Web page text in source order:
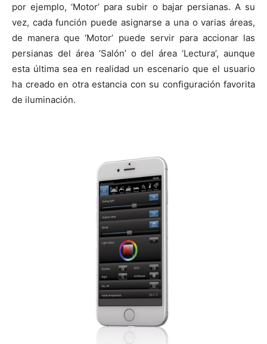
por ejemplo, ‘Motor’ para subir o bajar persianas. A su
vez, cada función puede asignarse a una o varias áreas,
de manera que ‘Motor’ puede servir para accionar las
persianas del área ‘Salón’ o del área ‘Lectura’, aunque
esta última sea en realidad un escenario que el usuario
ha creado en otra estancia con su configuración favorita
de iluminación.